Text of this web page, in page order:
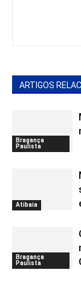
ARTIGOS
Bragança
Paulista
Atibaia
Bragança
Paulista